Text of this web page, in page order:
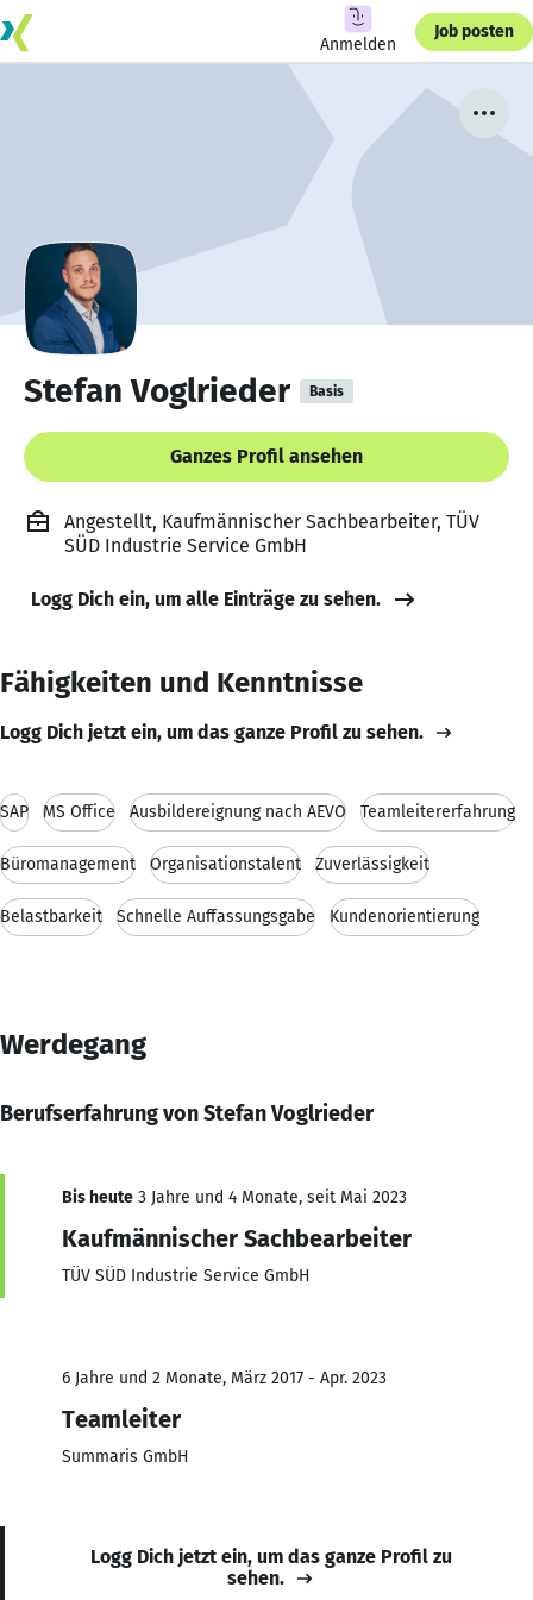
Anmelden
Job posten
Stefan Voglrieder Basis
Ganzes Profil ansehen
Angestellt, Kaufmännischer Sachbearbeiter, TÜV
SÜD Industrie Service GmbH
Logg Dich ein, um alle Einträge zu sehen.
Fähigkeiten und Kenntnisse
Logg Dich jetzt ein, um das ganze Profil zu sehen.
SAP MS Office Ausbildereignung nach AEVO Teamleitererfahrung
Büromanagement Organisationstalent Zuverlässigkeit
Belastbarkeit Schnelle Auffassungsgabe Kundenorientierung
Werdegang
Berufserfahrung von Stefan Voglrieder
Bis heute 3 Jahre und 4 Monate, seit Mai 2023
Kaufmännischer Sachbearbeiter
TÜV SÜD Industrie Service GmbH
6 Jahre und 2 Monate, März 2017 - Apr. 2023
Teamleiter
Summaris GmbH
Logg Dich jetzt ein, um das ganze Profil zu
sehen.